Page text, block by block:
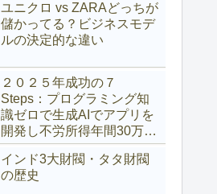
ユニクロ vs ZARAどっちが
儲かってる？ビジネスモデ
ルの決定的な違い
２０２５年成功の７
Steps：プログラミング知
識ゼロで生成AIでアプリを
開発し不労所得年間30万ド
ル（約4,700万円）を得た具
体的な方法
インド3大財閥・タタ財閥
の歴史